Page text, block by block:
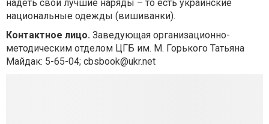
надеть свои лучшие наряды – то есть украинские
национальные одежды (вишиванки).
Контактное лицо. Заведующая организационно-
методическим отделом ЦГБ им. М. Горького Татьяна
Майдак: 5-65-04; cbsbook@ukr.net